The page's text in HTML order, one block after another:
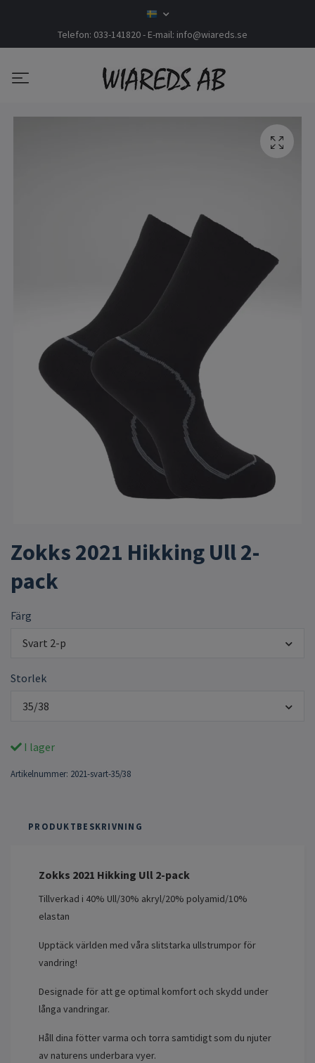
Telefon: 033-141820 - E-mail: info@wiareds.se
Zokks 2021 Hikking Ull 2-
pack
Färg
Svart 2-p
Storlek
35/38
I lager
Artikelnummer: 2021-svart-35/38
PRODUKTBESKRIVNING
Zokks 2021 Hikking Ull 2-pack
Tillverkad i 40% Ull/30% akryl/20% polyamid/10%
elastan
Upptäck världen med våra slitstarka ullstrumpor för
vandring!
Designade för att ge optimal komfort och skydd under
långa vandringar.
Håll dina fötter varma och torra samtidigt som du njuter
av naturens underbara vyer.